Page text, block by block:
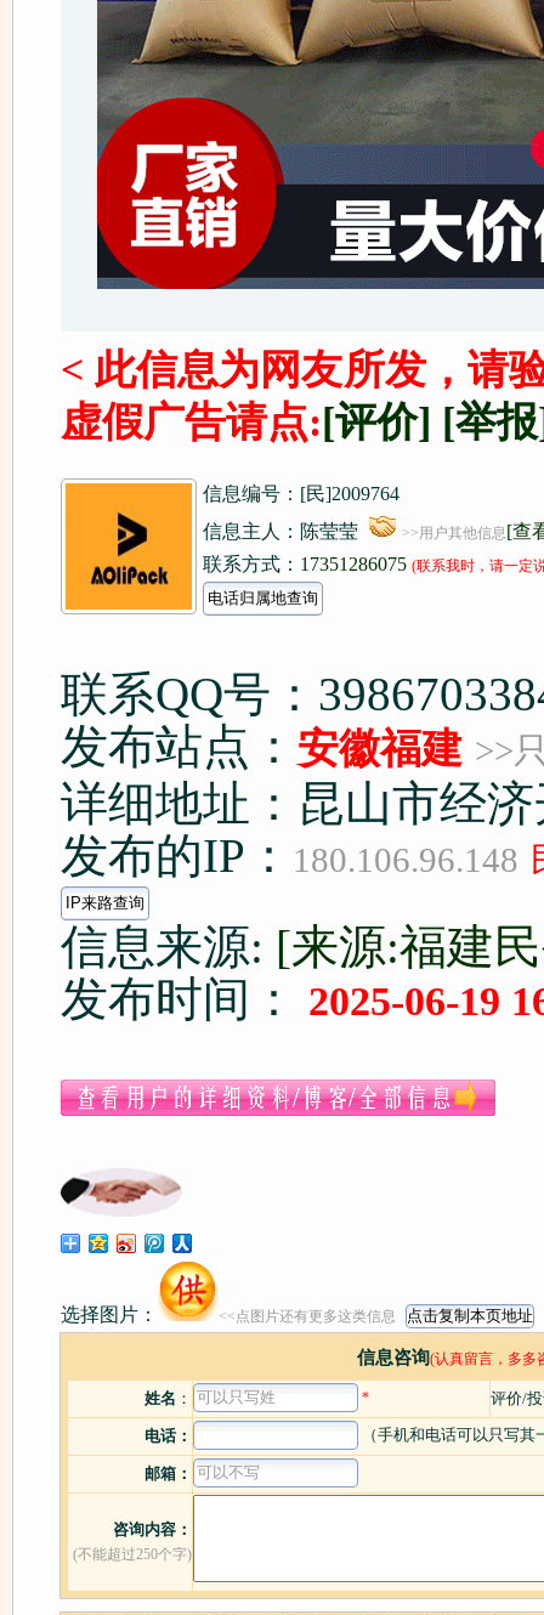
< 此信息为网友所发，请
虚假广告请点:[评价] [举
信息编号：[民]2009764
信息主人：陈莹莹
>>用户其他信息[查
联系方式： 17351286075 (联系我时，请一定
联系QQ号：
发布站点： 安徽福建 >>
详细地址：昆山市经
发布的IP： 180.106.96.148
信息来源: [来源:福建
发布时间：
2025-06-19
选择图片： <<点图片还有更多这类信息
信息咨询(认真留言，多多
姓名 ： * 评价/
电话： （手机和电话可以只写其
邮箱：
咨询内容：
(不能超过250个字)